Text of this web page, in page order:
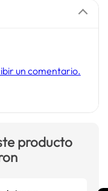
un comentario.
producto